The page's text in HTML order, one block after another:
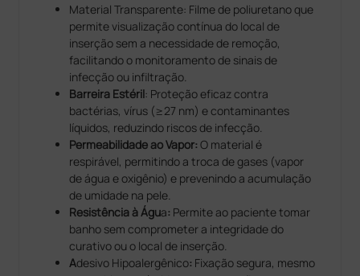
Material Transparente: Filme de poliuretano que
permite visualização contínua do local de
inserção sem a necessidade de remoção,
facilitando o monitoramento de sinais de
infecção ou infiltração.
Barreira Estéril: Proteção eficaz contra
bactérias, vírus (≥27 nm) e contaminantes
líquidos, reduzindo riscos de infecção.
Permeabilidade ao Vapor: O material é
respirável, permitindo a troca de gases (vapor
de água e oxigênio) e prevenindo a acumulação
de umidade na pele.
Resistência à Água: Permite ao paciente tomar
banho sem comprometer a integridade do
curativo ou o local de inserção.
Adesivo Hipoalergênico: Fixação segura, mesmo